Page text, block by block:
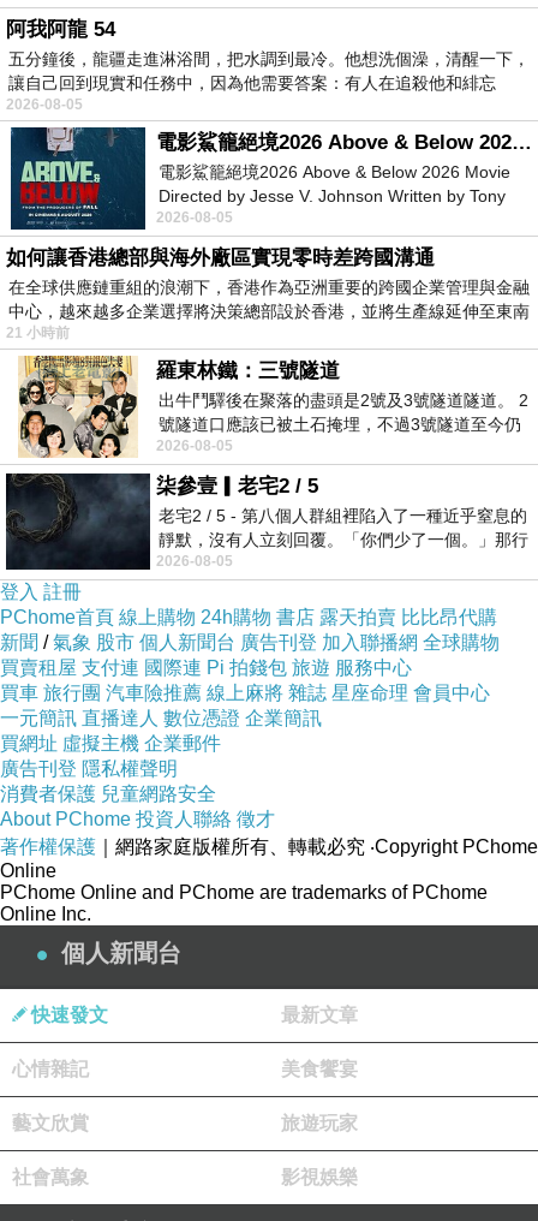
上次我跟團到清水寺，導遊帶我們從清水寺走到
八阪神社再到花見小路
天哪！我因為穿錯鞋子在下清水寺那會兒已經開
始哀號了
誰曉得還被一路帶到四条通？！
看了一下花見小路大概長甚麼樣子就趕緊找了星
巴克坐下來喘了！
話說我在京都不知道遇到多少家星巴克？
我甚至覺得我看到的星巴克比小七還要多咧！
阿我阿龍 54
五分鐘後，龍疆走進淋浴間，把水調到最冷。他想洗個澡，清醒一下，
讓自己回到現實和任務中，因為他需要答案：有人在追殺他和緋忘
2026-08-05
電影鯊籠絕境2026 Above & Below 2026 Movie
電影鯊籠絕境2026 Above & Below 2026 Movie
Directed by Jesse V. Johnson Written by Tony
Giordano Starring Laura Maran
2026-08-05
如何讓香港總部與海外廠區實現零時差跨國溝通
在全球供應鏈重組的浪潮下，香港作為亞洲重要的跨國企業管理與金融
中心，越來越多企業選擇將決策總部設於香港，並將生產線延伸至東南
21 小時前
羅東林鐵：三號隧道
出牛鬥驛後在聚落的盡頭是2號及3號隧道隧道。 2
號隧道口應該已被土石掩埋，不過3號隧道至今仍
存在。從台7丙牛鬥橋上往左岸上游方
2026-08-05
柒參壹▎老宅2 / 5
老宅2 / 5 - 第八個人群組裡陷入了一種近乎窒息的
靜默，沒有人立刻回覆。「你們少了一個。」那行
字像一顆冰冷的鐵釘，硬生生刺進螢
2026-08-05
登入 註冊
PChome首頁 線上購物 24h購物 書店 露天拍賣 比比昂代購
新聞 /氣象 股市 個人新聞台 廣告刊登 加入聯播網 全球購物
買賣租屋 支付連 國際連 Pi 拍錢包 旅遊 服務中心
買車 旅行團 汽車險推薦 線上麻將 雜誌 星座命理 會員中心
一元簡訊 直播達人 數位憑證 企業簡訊
買網址 虛擬主機 企業郵件
廣告刊登 隱私權聲明
消費者保護 兒童網路安全
About PChome 投資人聯絡 徵才
著作權保護 ｜網路家庭版權所有、轉載必究 ‧Copyright PChome
Online
PChome Online and PChome are trademarks of PChome
Online Inc.
個人新聞台
快速發文 最新文章
心情雜記 美食饗宴
藝文欣賞 旅遊玩家
社會萬象 影視娛樂